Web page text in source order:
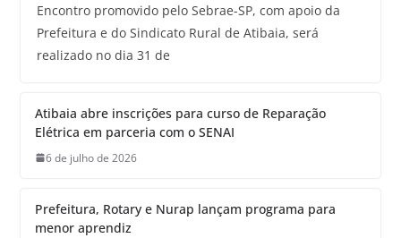
Encontro promovido pelo Sebrae-SP, com apoio da
Prefeitura e do Sindicato Rural de Atibaia, será
realizado no dia 31 de
Atibaia abre inscrições para curso de Reparação
Elétrica em parceria com o SENAI
6 de julho de 2026
Prefeitura, Rotary e Nurap lançam programa para
menor aprendiz